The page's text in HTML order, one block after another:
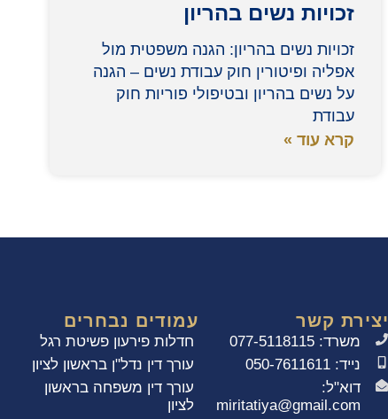
זכויות נשים בהריון
זכויות נשים בהריון: הגנה משפטית מול
אפליה ופיטורין חוק עבודת נשים – הגנה
על נשים בהריון ובטיפולי פוריות חוק
עבודת
קרא עוד »
יצירת קשר
משרד: 077-5118115
נייד: 050-7611611
דוא"ל:
miritatiya@gmail.com
עמודים נבחרים
חדלות פירעון פשיטת רגל
עורך דין נדל"ן בראשון לציון
עורך דין משפחה בראשון
לציון